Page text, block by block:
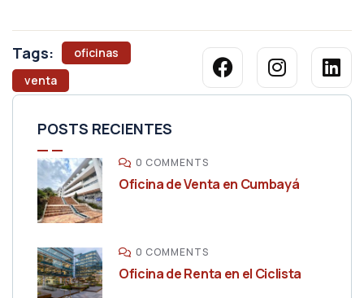
Tags:
oficinas
venta
POSTS RECIENTES
0 COMMENTS
Oficina de Venta en Cumbayá
0 COMMENTS
Oficina de Renta en el Ciclista